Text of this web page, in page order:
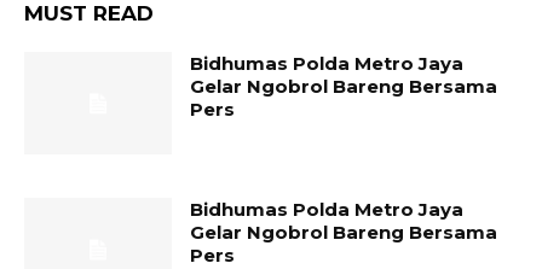
MUST READ
Bidhumas Polda Metro Jaya
Gelar Ngobrol Bareng Bersama
Pers
Bidhumas Polda Metro Jaya
Gelar Ngobrol Bareng Bersama
Pers